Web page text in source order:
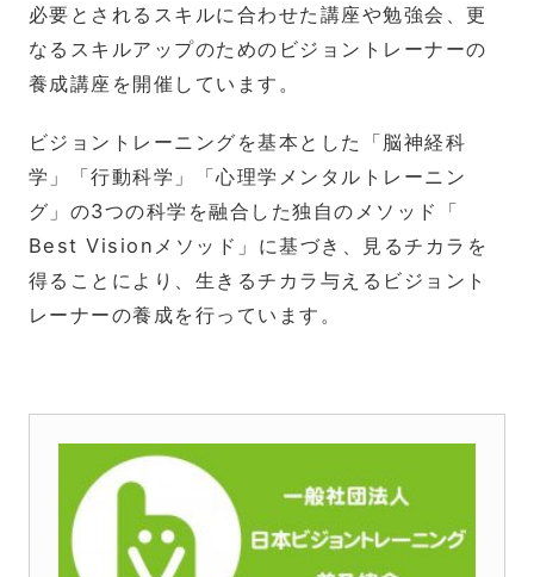
必要とされるスキルに合わせた講座や勉強会、更
なるスキルアップのためのビジョントレーナーの
養成講座を開催しています。
ビジョントレーニングを基本とした「脳神経科
学」「行動科学」「心理学メンタルトレーニン
グ」の3つの科学を融合した独自のメソッド「
Best Visionメソッド」に基づき、見るチカラを
得ることにより、生きるチカラ与えるビジョント
レーナーの養成を行っています。